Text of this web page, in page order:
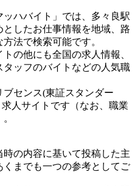
ハバイト」では、多々良駅
したお仕事情報を地域、路
法で検索可能です。
の他にも全国の求人情報、
ッフのバイトなどの人気職
ブセンス(東証スタンダー
求人サイトです（なお、職業
の内容に基いて投稿した主
までも一つの参考としてご